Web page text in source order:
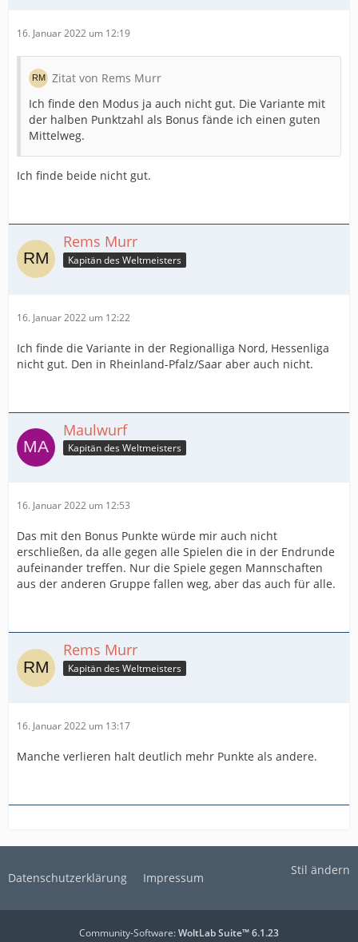
16. Januar 2022 um 12:19
Zitat von Rems Murr
Ich finde den Modus ja auch nicht gut. Die Variante mit
der halben Punktzahl als Bonus fände ich einen guten
Mittelweg.
Ich finde beide nicht gut.
Rems Murr
Kapitän des Weltmeisters
16. Januar 2022 um 12:22
Ich finde die Variante in der Regionalliga Nord, Hessenliga
nicht gut. Den in Rheinland-Pfalz/Saar aber auch nicht.
Maulwurf
Kapitän des Weltmeisters
16. Januar 2022 um 12:53
Das mit den Bonus Punkte würde mir auch nicht
erschließen, da alle gegen alle Spielen die in der Endrunde
aufeinander treffen. Nur die Spiele gegen Mannschaften
aus der anderen Gruppe fallen weg, aber das auch für alle.
Rems Murr
Kapitän des Weltmeisters
16. Januar 2022 um 13:17
Manche verlieren halt deutlich mehr Punkte als andere.
Stil ändern
Datenschutzerklärung Impressum
Community-Software:WoltLab Suite™ 6.1.23